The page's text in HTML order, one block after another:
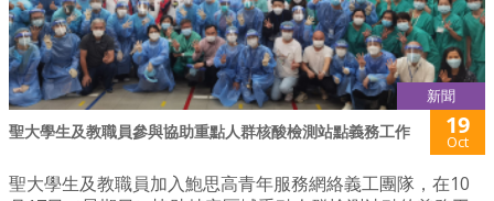
新聞
聖大學生及教職員參與協助重點人群核酸檢測站點義務工作 19
Oct
聖大學生及教職員加入鮑思高青年服務網絡義工團隊，在10